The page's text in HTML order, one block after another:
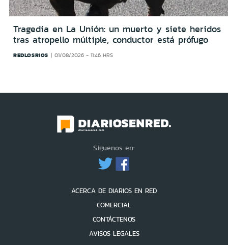
Tragedia en La Unión: un muerto y siete heridos
tras atropello múltiple, conductor está prófugo
REDLOSRIOS 01/08/2026 - 11:46 HRS
Síguenos en:
ACERCA DE DIARIOS EN RED
COMERCIAL
CONTÁCTENOS
AVISOS LEGALES